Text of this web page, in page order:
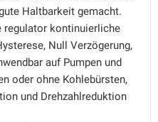
Haltbarkeit gemacht.
regulator kontinuierliche
Null Verzögerung,
auf Pumpen und
oder ohne Kohlebürsten,
und Drehzahlreduktion